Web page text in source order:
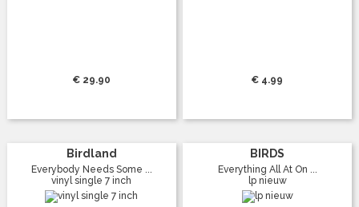
€ 29.90 € 4.99
Birdland
Everybody Needs Some ...
vinyl single 7 inch
BIRDS
Everything All At On ...
lp nieuw